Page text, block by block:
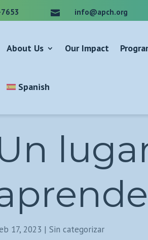
 info@apch.org
About Us Our Impact
Spanish
17, 2023 | Sin categorizar